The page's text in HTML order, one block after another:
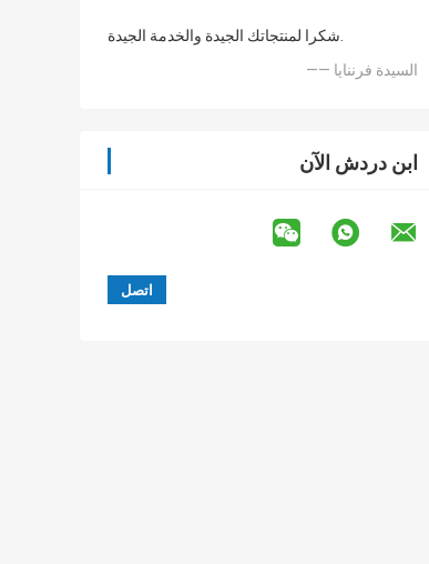
شكرا لمنتجاتك الجيدة والخدمة الجيدة.
—— السيدة فرننايا
ابن دردش الآن